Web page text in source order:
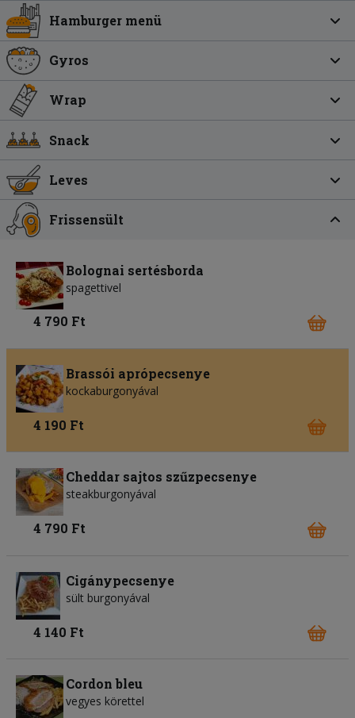
Hamburger menü
Gyros
Wrap
Snack
Leves
Frissensült
Bolognai sertésborda
spagettivel
4 790 Ft
Brassói aprópecsenye
kockaburgonyával
4 190 Ft
Cheddar sajtos szűzpecsenye
steakburgonyával
4 790 Ft
Cigánypecsenye
sült burgonyával
4 140 Ft
Cordon bleu
vegyes körettel